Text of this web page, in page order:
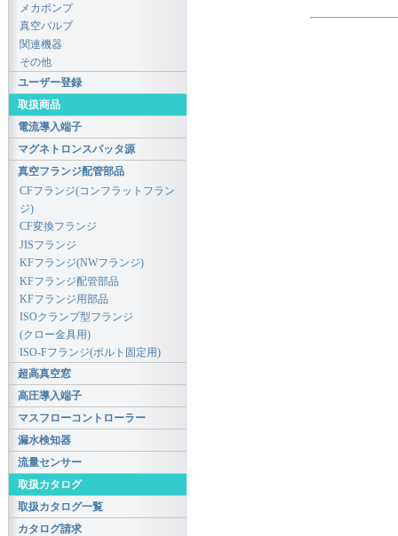
メカポンプ
真空バルブ
関連機器
その他
ユーザー登録
取扱商品
電流導入端子
マグネトロンスパッタ源
真空フランジ配管部品
CFフランジ(コンフラットフラン
ジ)
CF変換フランジ
JISフランジ
KFフランジ(NWフランジ)
KFフランジ配管部品
KFフランジ用部品
ISOクランプ型フランジ
(クロー金具用)
ISO-Fフランジ(ボルト固定用)
超高真空窓
高圧導入端子
マスフローコントローラー
漏水検知器
流量センサー
取扱カタログ
取扱カタログ一覧
カタログ請求